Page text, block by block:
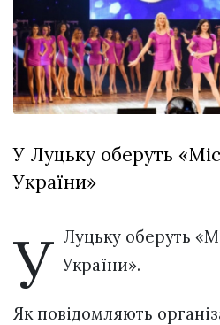
XIX
Спартакіада
VolWe...
29 Липня 2026
548 переглядів
Всі розділи
Лайф
Афіша
Контакти
Політика конфіденційності
У Луцьку оберуть
України»
У Луцьку оберуть
України».
Як повідомляють